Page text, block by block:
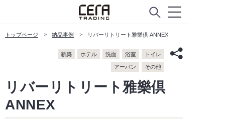
トップページ 納品事例 リバーリトリート雅樂倶 ANNEX
新築 ホテル 洗面 浴室 トイレ
アーバン その他
リバーリトリート雅樂倶
ANNEX